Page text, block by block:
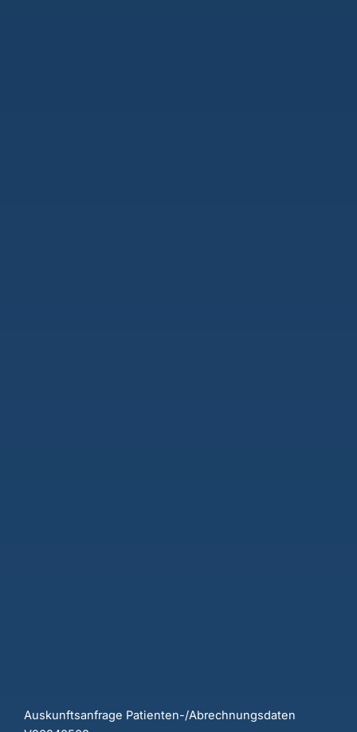
Auskunftsanfrage Patienten-/Abrechnungsdaten